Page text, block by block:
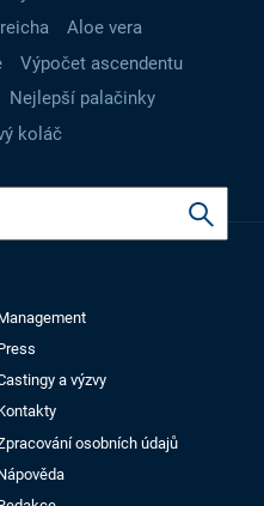
Aloe vera
Výpočet ascendentu
Nejlepší palačinky
koláč
a výzvy
osobních údajů